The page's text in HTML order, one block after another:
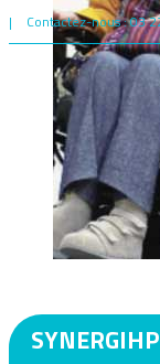
| Contactez-nous : 03